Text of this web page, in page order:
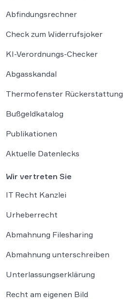
Abfindungsrechner
Check zum Widerrufsjoker
KI-Verordnungs-Checker
Abgasskandal
Thermofenster Rückerstattung
Bußgeldkatalog
Publikationen
Aktuelle Datenlecks
Wir vertreten Sie
IT Recht Kanzlei
Urheberrecht
Abmahnung Filesharing
Abmahnung unterschreiben
Unterlassungserklärung
Recht am eigenen Bild